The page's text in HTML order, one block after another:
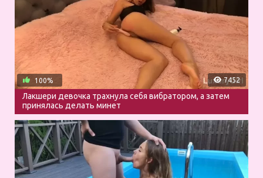
7452
100%
Лакшери девочка трахнула себя вибратором, а затем
принялась делать минет